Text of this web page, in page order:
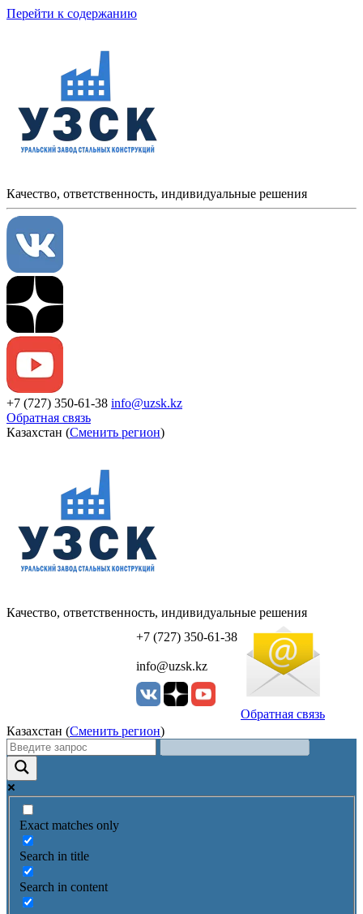
Перейти к содержанию
Качество, ответственность, индивидуальные решения
+7 (727) 350-61-38 info@uzsk.kz
Обратная связь
Казахстан (Сменить регион)
УЗСК Казахстан
Качество, ответственность, индивидуальные решения
+7 (727) 350-61-38
info@uzsk.kz
Обратная связь
Казахстан (Сменить регион)
Exact matches only
Search in title
Search in content